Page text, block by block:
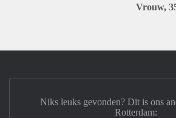
Vrouw,
Niks leuks gevonden? Dit is ons
Rotterdam: